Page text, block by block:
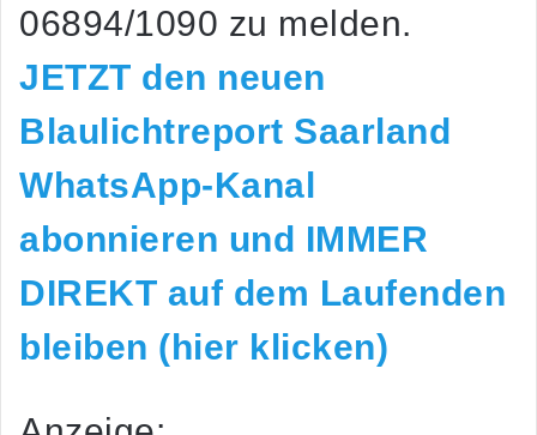
06894/1090 zu melden.
JETZT den neuen
Blaulichtreport Saarland
WhatsApp-Kanal
abonnieren und IMMER
DIREKT auf dem Laufenden
bleiben (hier klicken)